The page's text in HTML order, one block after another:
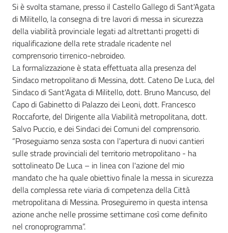
Si è svolta stamane, presso il Castello Gallego di Sant'Agata
di Militello, la consegna di tre lavori di messa in sicurezza
della viabilità provinciale legati ad altrettanti progetti di
riqualificazione della rete stradale ricadente nel
comprensorio tirrenico-nebroideo.
La formalizzazione è stata effettuata alla presenza del
Sindaco metropolitano di Messina, dott. Cateno De Luca, del
Sindaco di Sant'Agata di Militello, dott. Bruno Mancuso, del
Capo di Gabinetto di Palazzo dei Leoni, dott. Francesco
Roccaforte, del Dirigente alla Viabilità metropolitana, dott.
Salvo Puccio, e dei Sindaci dei Comuni del comprensorio.
“Proseguiamo senza sosta con l'apertura di nuovi cantieri
sulle strade provinciali del territorio metropolitano - ha
sottolineato De Luca – in linea con l'azione del mio
mandato che ha quale obiettivo finale la messa in sicurezza
della complessa rete viaria di competenza della Città
metropolitana di Messina. Proseguiremo in questa intensa
azione anche nelle prossime settimane così come definito
nel cronoprogramma”.